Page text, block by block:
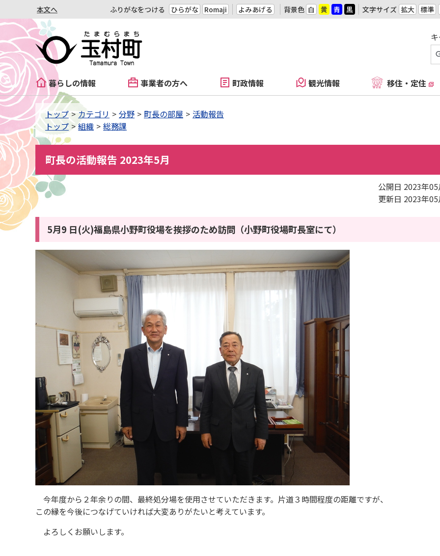
本文へ ふりがなをつける ひらがな Romaji よみあげる 背景色 白 黄 青 黒 文字サイズ 拡大 標準
暮らしの情報 事業者の方へ 町政情報 観光情報 移住・定住
トップ カテゴリ 分野 町長の部屋
活動報告
トップ
組織 総務課
町長の活動報告 2023年5月
公開日 2023年
更新日 2023年
5月9 日(火)福島県小野町役場を挨拶のため訪問（小野町役場町長室にて）
今年度から２年余りの間、最終処分場を使用させていただきます。片道３時間程度の距離ですが、
この縁を今後につなげていければ大変ありがたいと考えています。
よろしくお願いします。